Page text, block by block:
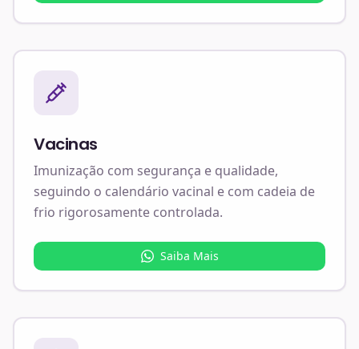
Vacinas
Imunização com segurança e qualidade,
seguindo o calendário vacinal e com cadeia de
frio rigorosamente controlada.
Saiba Mais